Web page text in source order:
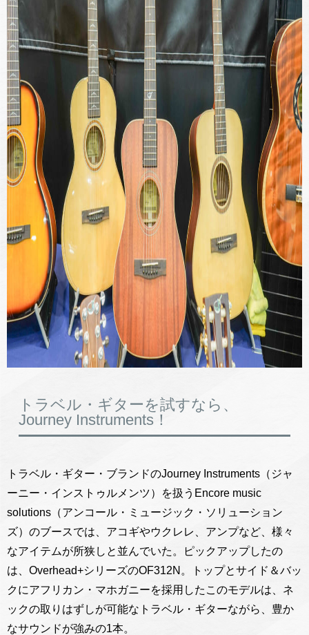
トラベル・ギターを試すなら、
Journey Instruments！
トラベル・ギター・ブランドのJourney Instruments（ジャ
ーニー・インストゥルメンツ）を扱うEncore music
solutions（アンコール・ミュージック・ソリューション
ズ）のブースでは、アコギやウクレレ、アンプなど、様々
なアイテムが所狭しと並んでいた。ピックアップしたの
は、Overhead+シリーズのOF312N。トップとサイド＆バッ
クにアフリカン・マホガニーを採用したこのモデルは、ネ
ックの取りはずしが可能なトラベル・ギターながら、豊か
なサウンドが強みの1本。